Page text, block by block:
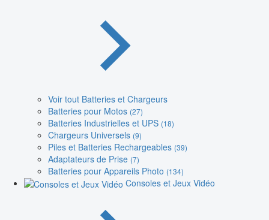
Voir tout Batteries et Chargeurs
Batteries pour Motos (27)
Batteries Industrielles et UPS (18)
Chargeurs Universels (9)
Piles et Batteries Rechargeables (39)
Adaptateurs de Prise (7)
Batteries pour Appareils Photo (134)
Consoles et Jeux Vidéo